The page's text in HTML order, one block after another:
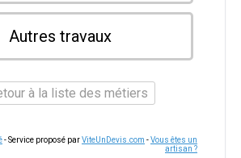
Autres travaux
à la liste des métiers
- Service proposé parViteUnDevis.com -Vous êtes un
artisan ?